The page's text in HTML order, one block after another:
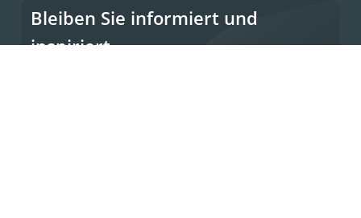
Bleiben Sie informiert und
inspiriert